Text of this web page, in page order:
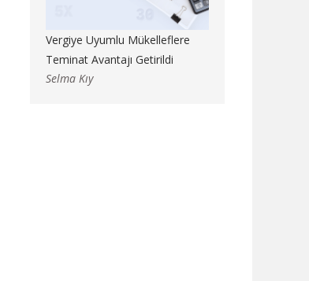
Vergiye Uyumlu Mükelleflere
Teminat Avantajı Getirildi
Selma Kıy